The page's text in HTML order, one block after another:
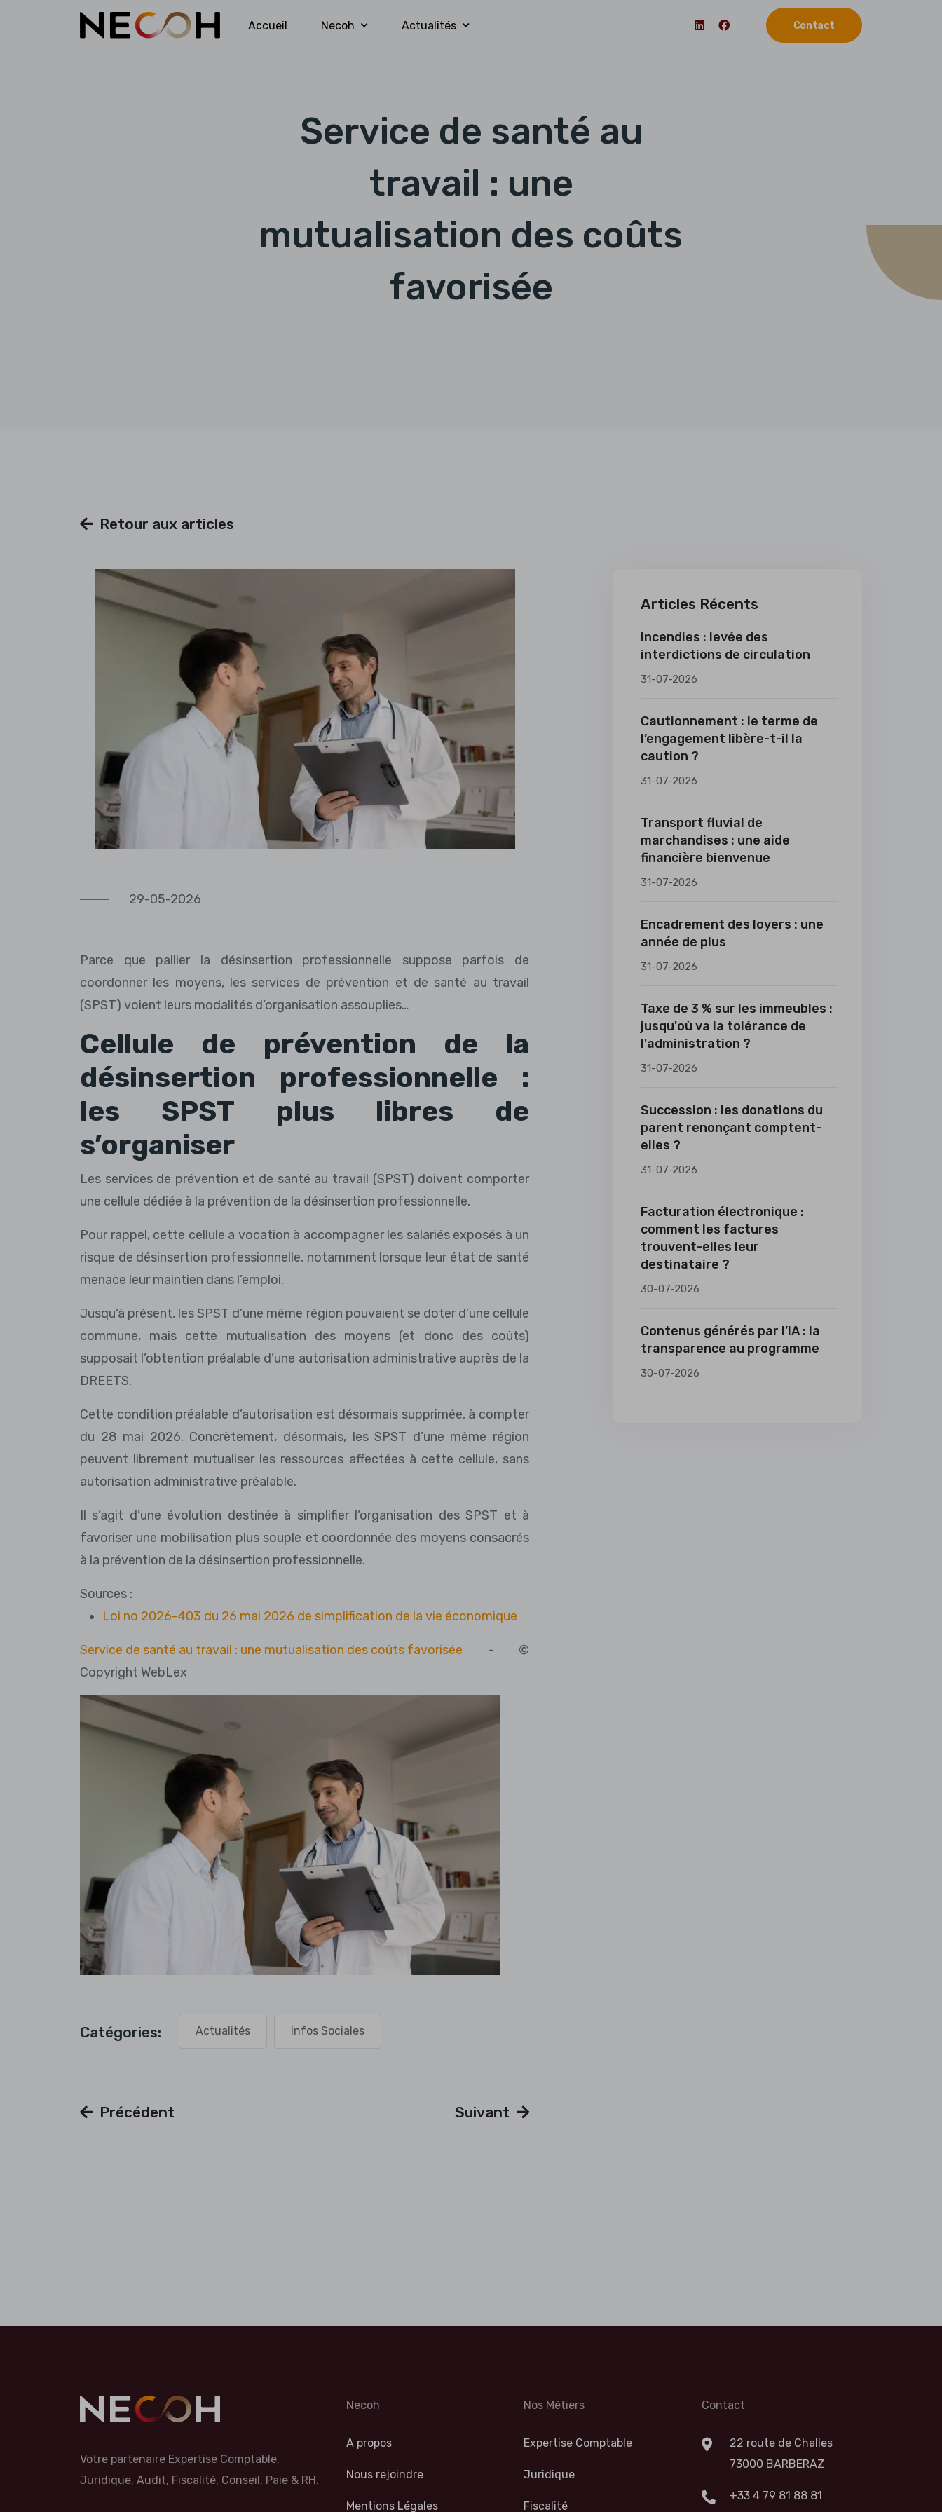
Accueil Necoh Actualités Contact
Service de santé au
travail : une
mutualisation des coûts
favorisée
Retour aux articles
29-05-2026
Parce que pallier la désinsertion professionnelle suppose parfois de
coordonner les moyens, les services de prévention et de santé au travail
(SPST) voient leurs modalités d’organisation assouplies…
Cellule de prévention de la
désinsertion professionnelle :
les SPST plus libres de
s’organiser
Les services de prévention et de santé au travail (SPST) doivent comporter
une cellule dédiée à la prévention de la désinsertion professionnelle.
Pour rappel, cette cellule a vocation à accompagner les salariés exposés à un
risque de désinsertion professionnelle, notamment lorsque leur état de santé
menace leur maintien dans l’emploi.
Jusqu’à présent, les SPST d’une même région pouvaient se doter d’une cellule
commune, mais cette mutualisation des moyens (et donc des coûts)
supposait l’obtention préalable d’une autorisation administrative auprès de la
DREETS.
Cette condition préalable d’autorisation est désormais supprimée, à compter
du 28 mai 2026. Concrètement, désormais, les SPST d’une même région
peuvent librement mutualiser les ressources affectées à cette cellule, sans
autorisation administrative préalable.
Il s’agit d’une évolution destinée à simplifier l’organisation des SPST et à
favoriser une mobilisation plus souple et coordonnée des moyens consacrés
à la prévention de la désinsertion professionnelle.
Sources :
Loi no 2026-403 du 26 mai 2026 de simplification de la vie économique
Service de santé au travail : une mutualisation des coûts favorisée - ©
Copyright WebLex
Catégories: Actualités Infos Sociales
Précédent Suivant
Articles Récents
Incendies : levée des
interdictions de circulation
31-07-2026
Cautionnement : le terme de
l’engagement libère-t-il la
caution ?
31-07-2026
Transport fluvial de
marchandises : une aide
financière bienvenue
31-07-2026
Encadrement des loyers : une
année de plus
31-07-2026
Taxe de 3 % sur les immeubles :
jusqu'où va la tolérance de
l'administration ?
31-07-2026
Succession : les donations du
parent renonçant comptent-
elles ?
31-07-2026
Facturation électronique :
comment les factures
trouvent-elles leur
destinataire ?
30-07-2026
Contenus générés par l’IA : la
transparence au programme
30-07-2026
Votre partenaire Expertise Comptable,
Juridique, Audit, Fiscalité, Conseil, Paie & RH.
Necoh
A propos
Nous rejoindre
Mentions Légales
Nos Métiers
Expertise Comptable
Juridique
Fiscalité
Contact
22 route de Challes
73000 BARBERAZ
+33 4 79 81 88 81